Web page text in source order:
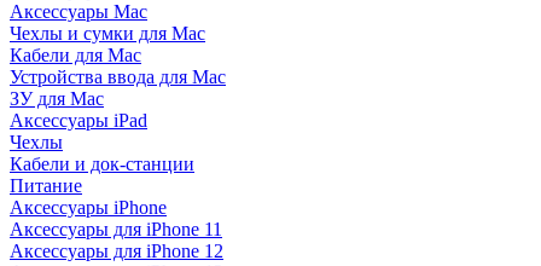
Аксессуары Mac
Чехлы и сумки для Mac
Кабели для Mac
Устройства ввода для Mac
ЗУ для Mac
Аксессуары iPad
Чехлы
Кабели и док-станции
Питание
Аксессуары iPhone
Аксессуары для iPhone 11
Аксессуары для iPhone 12